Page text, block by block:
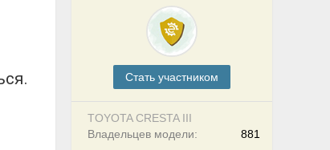
Cтать участником
TOYOTA CRESTA III
881
Владельцев модели: